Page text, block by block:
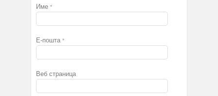
Име *
Е-пошта *
Веб страница